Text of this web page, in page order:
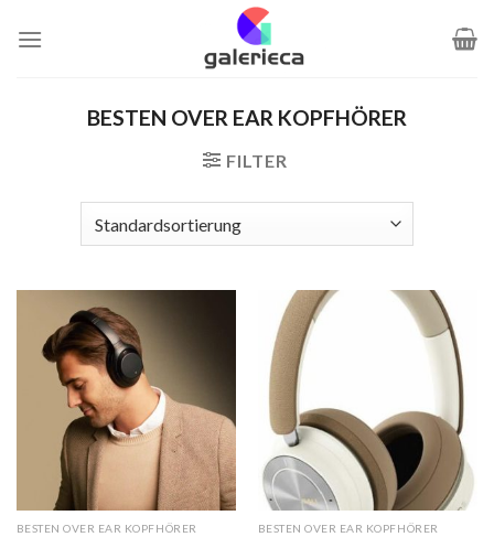
Inhalt
BESTEN OVER EAR KOPFHÖRER
FILTER
BESTEN OVER EAR KOPFHÖRER BESTEN OVER EAR KOPFHÖRER